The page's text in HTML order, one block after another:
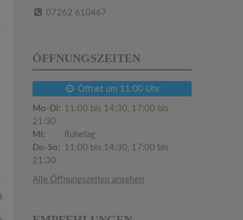
07262 610467
ÖFFNUNGSZEITEN
Öffnet um 11:00 Uhr
Mo-Di: 11:00 bis 14:30, 17:00 bis
21:30
Mi:
Ruhetag
Do-So:
11:00 bis 14:30, 17:00 bis
21:30
Alle Öffnungszeiten ansehen